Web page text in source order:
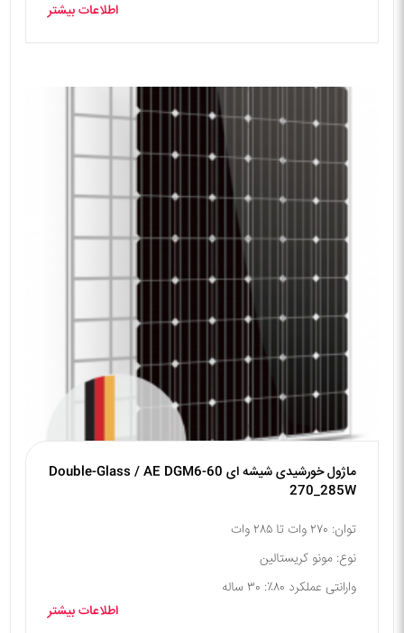
اطلاعات بیشتر
ماژول خورشیدی شیشه ای Double-Glass / AE DGM6-60
270_285W
توان: ۲۷۰ وات تا ۲۸۵ وات
نوع: مونو کریستالین
وارانتی عملکرد ۸۰٪: ۳۰ ساله
اطلاعات بیشتر